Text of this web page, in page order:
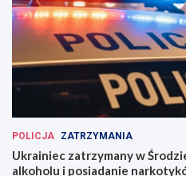
POLICJA ZATRZYMANIA
Ukrainiec zatrzymany w
alkoholu i posiadanie